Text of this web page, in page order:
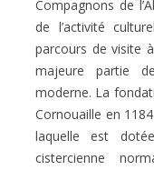
Compagnons de
de l’activité
parcours de visite
majeure partie
moderne. La
Cornouaille en
laquelle est
cistercienne